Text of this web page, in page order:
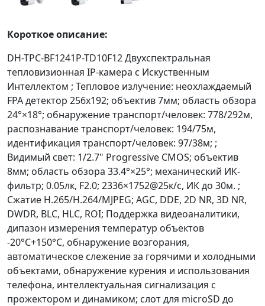
Короткое описание:
DH-TPC-BF1241P-TD10F12 Двухспектральная
тепловизионная IP-камера с Искуственным
Интеллектом ; Тепловое излучение: неохлаждаемый
FPA детектор 256x192; объектив 7мм; область обзора
24°×18°; обнаружение транспорт/человек: 778/292м,
распознавание транспорт/человек: 194/75м,
идентификация транспорт/человек: 97/38м; ;
Видимый свет: 1/2.7" Progressive CMOS; объектив
8мм; область обзора 33.4°×25°; механический ИК-
фильтр; 0.05лк, F2.0; 2336×1752@25к/с, ИК до 30м. ;
Сжатие H.265/H.264/MJPEG; AGC, DDE, 2D NR, 3D NR,
DWDR, BLC, HLC, ROI; Поддержка видеоаналитики,
дипазон измерения температур объектов
-20°C+150°C, обнаружение возгорания,
автоматическое слежение за горячими и холодными
объектами, обнаружение курения и использования
телефона, интеллектуальная сигнализация с
прожектором и динамиком; слот для microSD до